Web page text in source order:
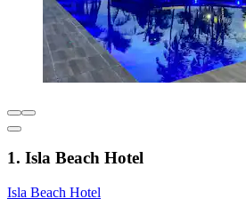
1. Isla Beach Hotel
Isla Beach Hotel